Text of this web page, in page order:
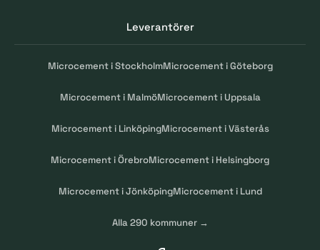
Leverantörer
Microcement i StockholmMicrocement i Göteborg
Microcement i MalmöMicrocement i Uppsala
Microcement i LinköpingMicrocement i Västerås
Microcement i ÖrebroMicrocement i Helsingborg
Microcement i JönköpingMicrocement i Lund
Alla 290 kommuner →